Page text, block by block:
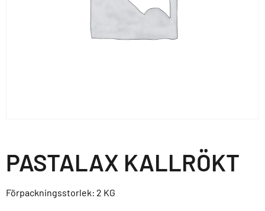
PASTALAX KALLRÖKT
Förpackningsstorlek: 2 KG